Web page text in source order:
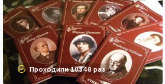
Проходили 10348 раз